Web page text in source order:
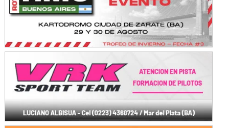
CSK - F7
Juventud Unida (Tierra)
NORESTE SANTAFESINO - F6
Ciudad de Avellaneda (Asfalto)
Avellaneda (Santa Fe)
SUR SANTAFESINO - F4
José Samuel Sánchez (Tierra)
Rufino (Santa Fe)